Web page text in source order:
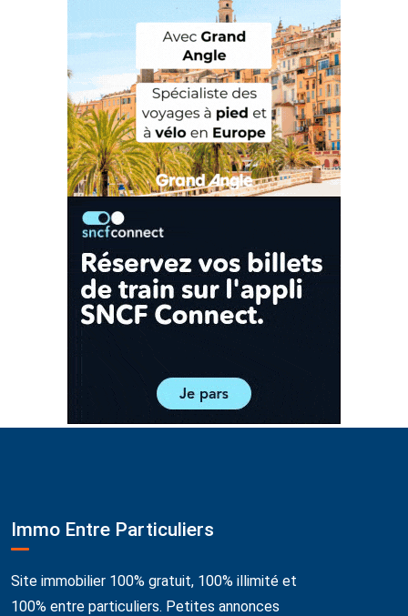
Immo Entre Particuliers
Site immobilier 100% gratuit, 100% illimité et
100% entre particuliers. Petites annonces